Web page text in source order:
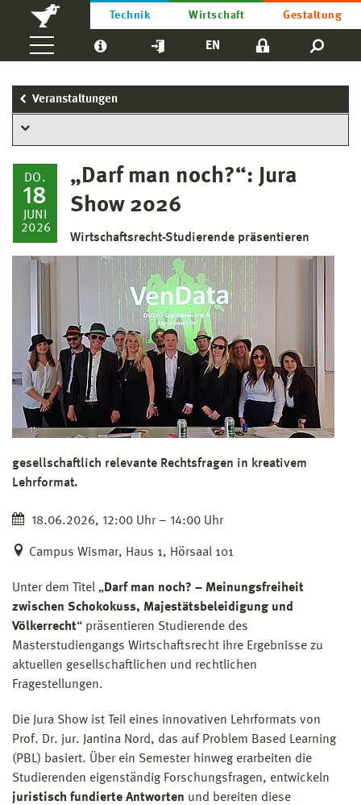
Technik Wirtschaft Gestaltung
EN
Veranstaltungen
DO.
18
JUNI
2026
„Darf man noch?“: Jura
Show 2026
Wirtschaftsrecht-Studierende präsentieren
gesellschaftlich relevante Rechtsfragen in kreativem
Lehrformat.
18.06.2026, 12:00 Uhr – 14:00 Uhr
Campus Wismar, Haus 1, Hörsaal 101
Unter dem Titel „Darf man noch? – Meinungsfreiheit
zwischen Schokokuss, Majestätsbeleidigung und
Völkerrecht“ präsentieren Studierende des
Masterstudiengangs Wirtschaftsrecht ihre Ergebnisse zu
aktuellen gesellschaftlichen und rechtlichen
Fragestellungen.
Die Jura Show ist Teil eines innovativen Lehrformats von
Prof. Dr. jur. Jantina Nord, das auf Problem Based Learning
(PBL) basiert. Über ein Semester hinweg erarbeiten die
Studierenden eigenständig Forschungsfragen, entwickeln
juristisch fundierte Antworten und bereiten diese